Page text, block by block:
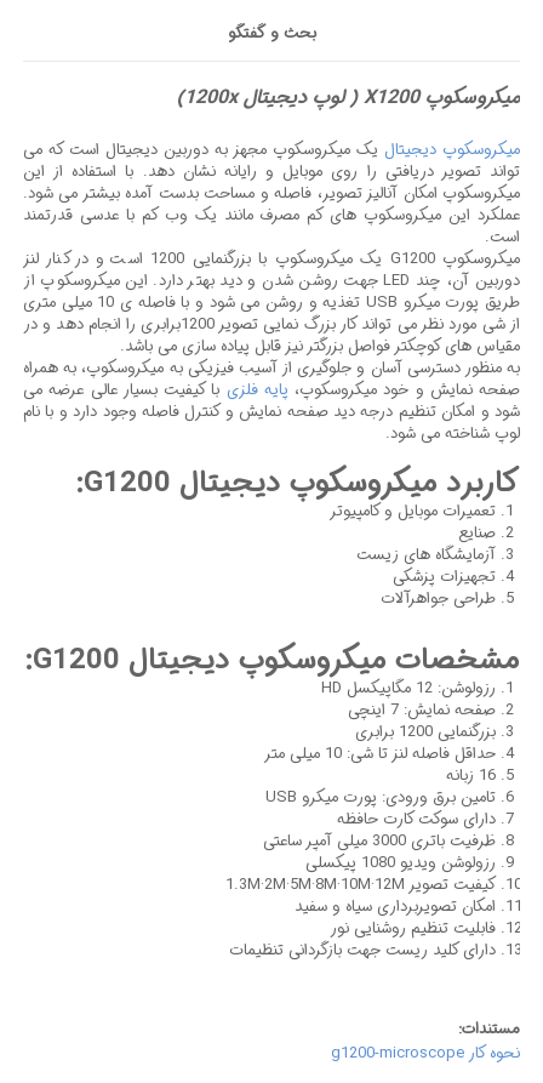
بحث و گفتگو
میکروسکوپ X1200 ( لوپ دیجیتال 1200x)
میکروسکوپ دیجیتال یک میکروسکوپ مجهز به دوربین دیجیتال است که می
تواند تصویر دریافتی را روی موبایل و رایانه نشان دهد. با استفاده از این
میکروسکوپ امکان آنالیز تصویر، فاصله و مساحت بدست آمده بیشتر می شود.
عملکرد این میکروسکوپ های کم مصرف مانند یک وب کم با عدسی قدرتمند
است.
میکروسکوپ G1200 یک میکروسکوپ با بزرگنمایی 1200 است و در کنار لنز
دوربین آن، چند LED جهت روشن شدن و دید بهتر دارد. این میکروسکوپ از
طریق پورت میکرو USB تغذیه و روشن می شود و با فاصله ی 10 میلی متری
از شی مورد نظر می تواند کار بزرگ نمایی تصویر 1200برابری را انجام دهد و در
مقیاس های کوچکتر فواصل بزرگتر نیز قابل پیاده سازی می باشد.
به منظور دسترسی آسان و جلوگیری از آسیب فیزیکی به میکروسکوپ، به همراه
صفحه نمایش و خود میکروسکوپ، پایه فلزی با کیفیت بسیار عالی عرضه می
شود و امکان تنظیم درجه دید صفحه نمایش و کنترل فاصله وجود دارد و با نام
لوپ شناخته می شود.
کاربرد میکروسکوپ دیجیتال G1200:
تعمیرات موبایل و کامپیوتر
صنایع
آزمایشگاه های زیست
تجهیزات پزشکی
طراحی جواهرآلات
مشخصات میکروسکوپ دیجیتال G1200:
رزولوشن: 12 مگاپیکسل HD
صفحه نمایش: 7 اینچی
بزرگنمایی 1200 برابری
حداقل فاصله لنز تا شی: 10 میلی متر
16 زبانه
تامین برق ورودی: پورت میکرو USB
دارای سوکت کارت حافظه
ظرفیت باتری 3000 میلی آمپر ساعتی
رزولوشن ویدیو 1080 پیکسلی
کیفیت تصویر 1.3M·2M·5M·8M·10M·12M
امکان تصویربرداری سیاه و سفید
فابلیت تنظیم روشنایی نور
دارای کلید ریست جهت بازگردانی تنظیمات
مستندات:
نحوه کار g1200-microscope